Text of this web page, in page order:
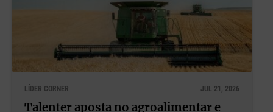
LÍDER CORNER JUL 21, 2026
Talenter aposta no agroalimentar e